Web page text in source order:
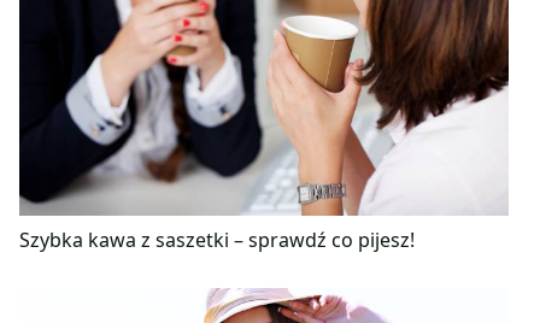
Szybka kawa z saszetki – sprawdź co pijesz!